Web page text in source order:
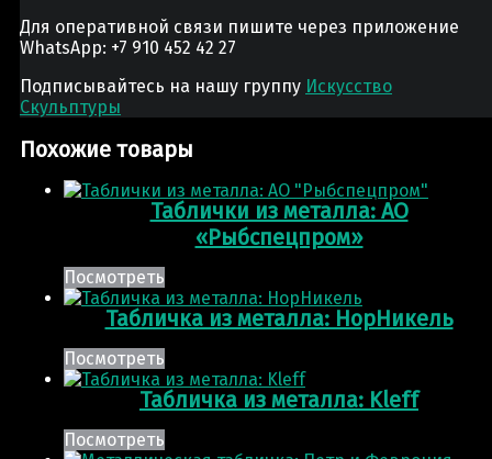
Для оперативной связи пишите через приложение
WhatsApp: +7 910 452 42 27
Подписывайтесь на нашу группу Искусство
Скульптуры
Похожие товары
Таблички из металла: АО
«Рыбспецпром»
Посмотреть
Табличка из металла: НорНикель
Посмотреть
Табличка из металла: Kleff
Посмотреть